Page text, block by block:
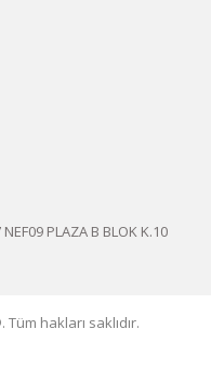
PLAZA B BLOK K.10
Tüm hakları saklıdır.